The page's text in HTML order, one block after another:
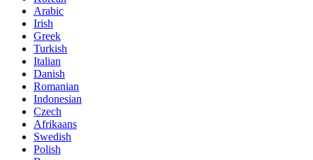
Arabic
Irish
Greek
Turkish
Italian
Danish
Romanian
Indonesian
Czech
Afrikaans
Swedish
Polish